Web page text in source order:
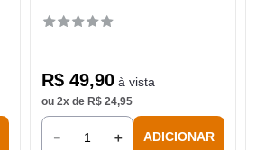
R$ 49,90à vista
ou 2x de R$ 24,95
＋
－ ADICIONAR